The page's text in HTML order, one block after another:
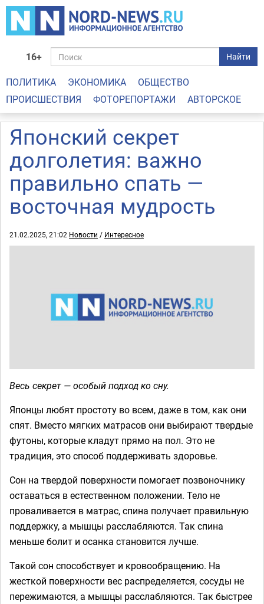
16+ Найти
ПОЛИТИКА ЭКОНОМИКА
ОБЩЕСТВО
ПРОИСШЕСТВИЯ
ФОТОРЕПОРТАЖИ АВТОРСКОЕ
Японский секрет
долголетия: важно
правильно спать —
восточная мудрость
21.02.2025, 21:02 Новости / Интересное
Весь секрет — особый подход ко сну.
Японцы любят простоту во всем, даже в том, как они
спят. Вместо мягких матрасов они выбирают твердые
футоны, которые кладут прямо на пол. Это не
традиция, это способ поддерживать здоровье.
Сон на твердой поверхности помогает позвоночнику
оставаться в естественном положении. Тело не
проваливается в матрас, спина получает правильную
поддержку, а мышцы расслабляются. Так спина
меньше болит и осанка становится лучше.
Такой сон способствует и кровообращению. На
жесткой поверхности вес распределяется, сосуды не
пережимаются, а мышцы расслабляются. Так быстрее